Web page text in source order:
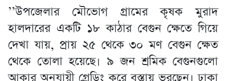
’’উপজেলার মৌভোগ গ্রামের কৃষক মুরাদ
হালদারের একটি ১৮ কাঠার বেগুন ক্ষেতে গিয়ে
দেখা যায়, প্রায় ২৫ থেকে ৩০ মণ বেগুন ক্ষেত
থেকে তোলা হয়েছে। ৯ জন শ্রমিক বেগুনগুলো
আকার অনুযায়ী গ্রেডিং করে বস্তায় ভরছেন। ঢাকা